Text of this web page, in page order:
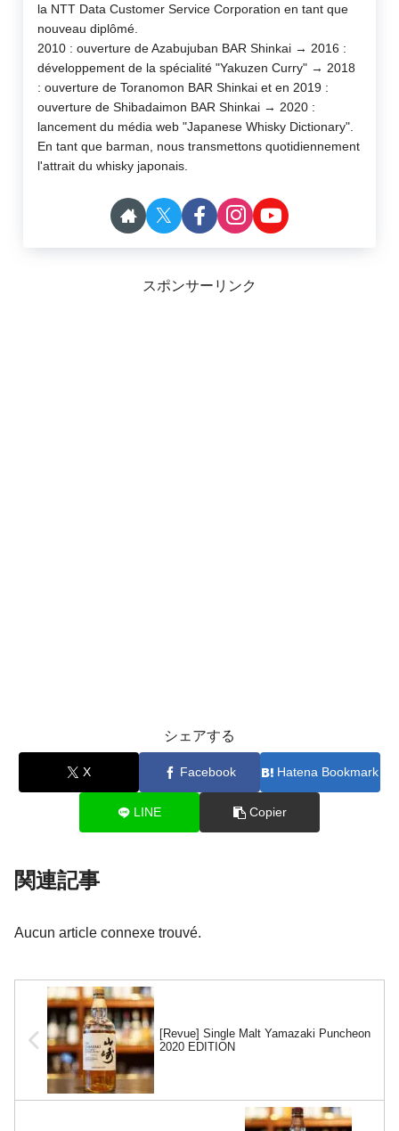
la NTT Data Customer Service Corporation en tant que
nouveau diplômé.
2010 : ouverture de Azabujuban BAR Shinkai → 2016 :
développement de la spécialité "Yakuzen Curry" → 2018
: ouverture de Toranomon BAR Shinkai et en 2019 :
ouverture de Shibadaimon BAR Shinkai → 2020 :
lancement du média web "Japanese Whisky Dictionary".
En tant que barman, nous transmettons quotidiennement
l'attrait du whisky japonais.
スポンサーリンク
シェアする
X Facebook Hatena Bookmark
LINE Copier
関連記事
Aucun article connexe trouvé.
[Revue] Single Malt Yamazaki Puncheon
2020 EDITION